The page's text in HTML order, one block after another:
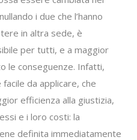
i due che l’hanno
in altra sede, è
per tutti, e a maggior
le conseguenze. Infatti,
da applicare, che
efficienza alla giustizia,
e i loro costi: la
definita immediatamente